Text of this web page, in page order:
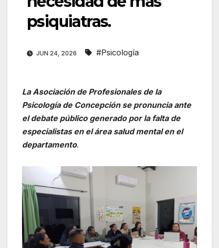
psiquiatras.
JUN 24, 2026 #Psicología
La Asociación de Profesionales de la
Psicología de Concepción se pronuncia ante
el debate público generado por la falta de
especialistas en el área salud mental en el
departamento.